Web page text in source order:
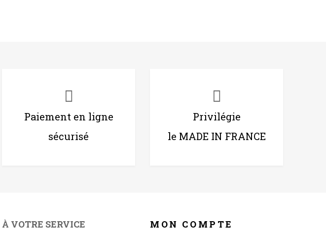
Paiement en ligne
sécurisé
Privilégie
le MADE IN FRANCE
À VOTRE SERVICE MON COMPTE